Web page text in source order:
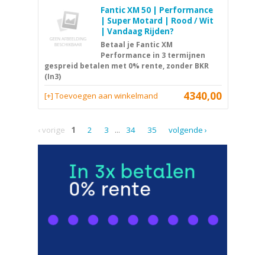
Fantic XM 50 | Performance
| Super Motard | Rood / Wit
| Vandaag Rijden?
Betaal je Fantic XM
Performance in 3 termijnen
gespreid betalen met 0% rente, zonder BKR
(In3)
4340,00
[+] Toevoegen aan winkelmand
‹ vorige 1 2 3 ... 34 35 volgende ›